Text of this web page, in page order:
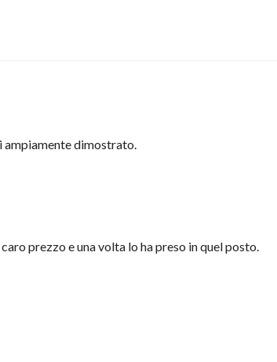
ampiamente dimostrato.
prezzo e una volta lo ha preso in quel posto.